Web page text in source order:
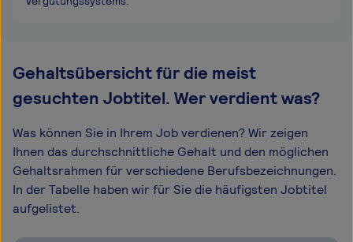
Gehaltsübersicht für die meist
gesuchten Jobtitel. Wer verdient was?
Was können Sie in Ihrem Job verdienen? Wir zeigen
Ihnen das durchschnittliche Gehalt und den möglichen
Gehaltsrahmen für verschiedene Berufsbezeichnungen.
In der Tabelle haben wir für Sie die häufigsten Jobtitel
aufgelistet.